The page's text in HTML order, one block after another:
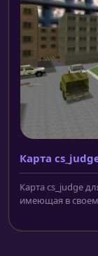
Карта
Карта cs_judge
имеющая в своем